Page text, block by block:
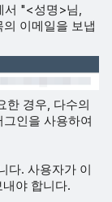
서 "<성명>님,
이메일을 보냅
한 경우, 다수의
인을 사용하여
다. 사용자가 이
야 합니다.